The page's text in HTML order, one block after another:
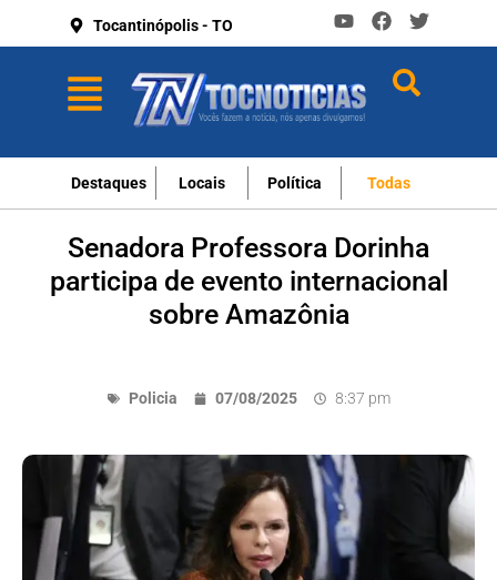
Tocantinópolis - TO
Destaques Locais Política Todas
Senadora Professora Dorinha
participa de evento internacional
sobre Amazônia
Policia 07/08/2025 8:37 pm